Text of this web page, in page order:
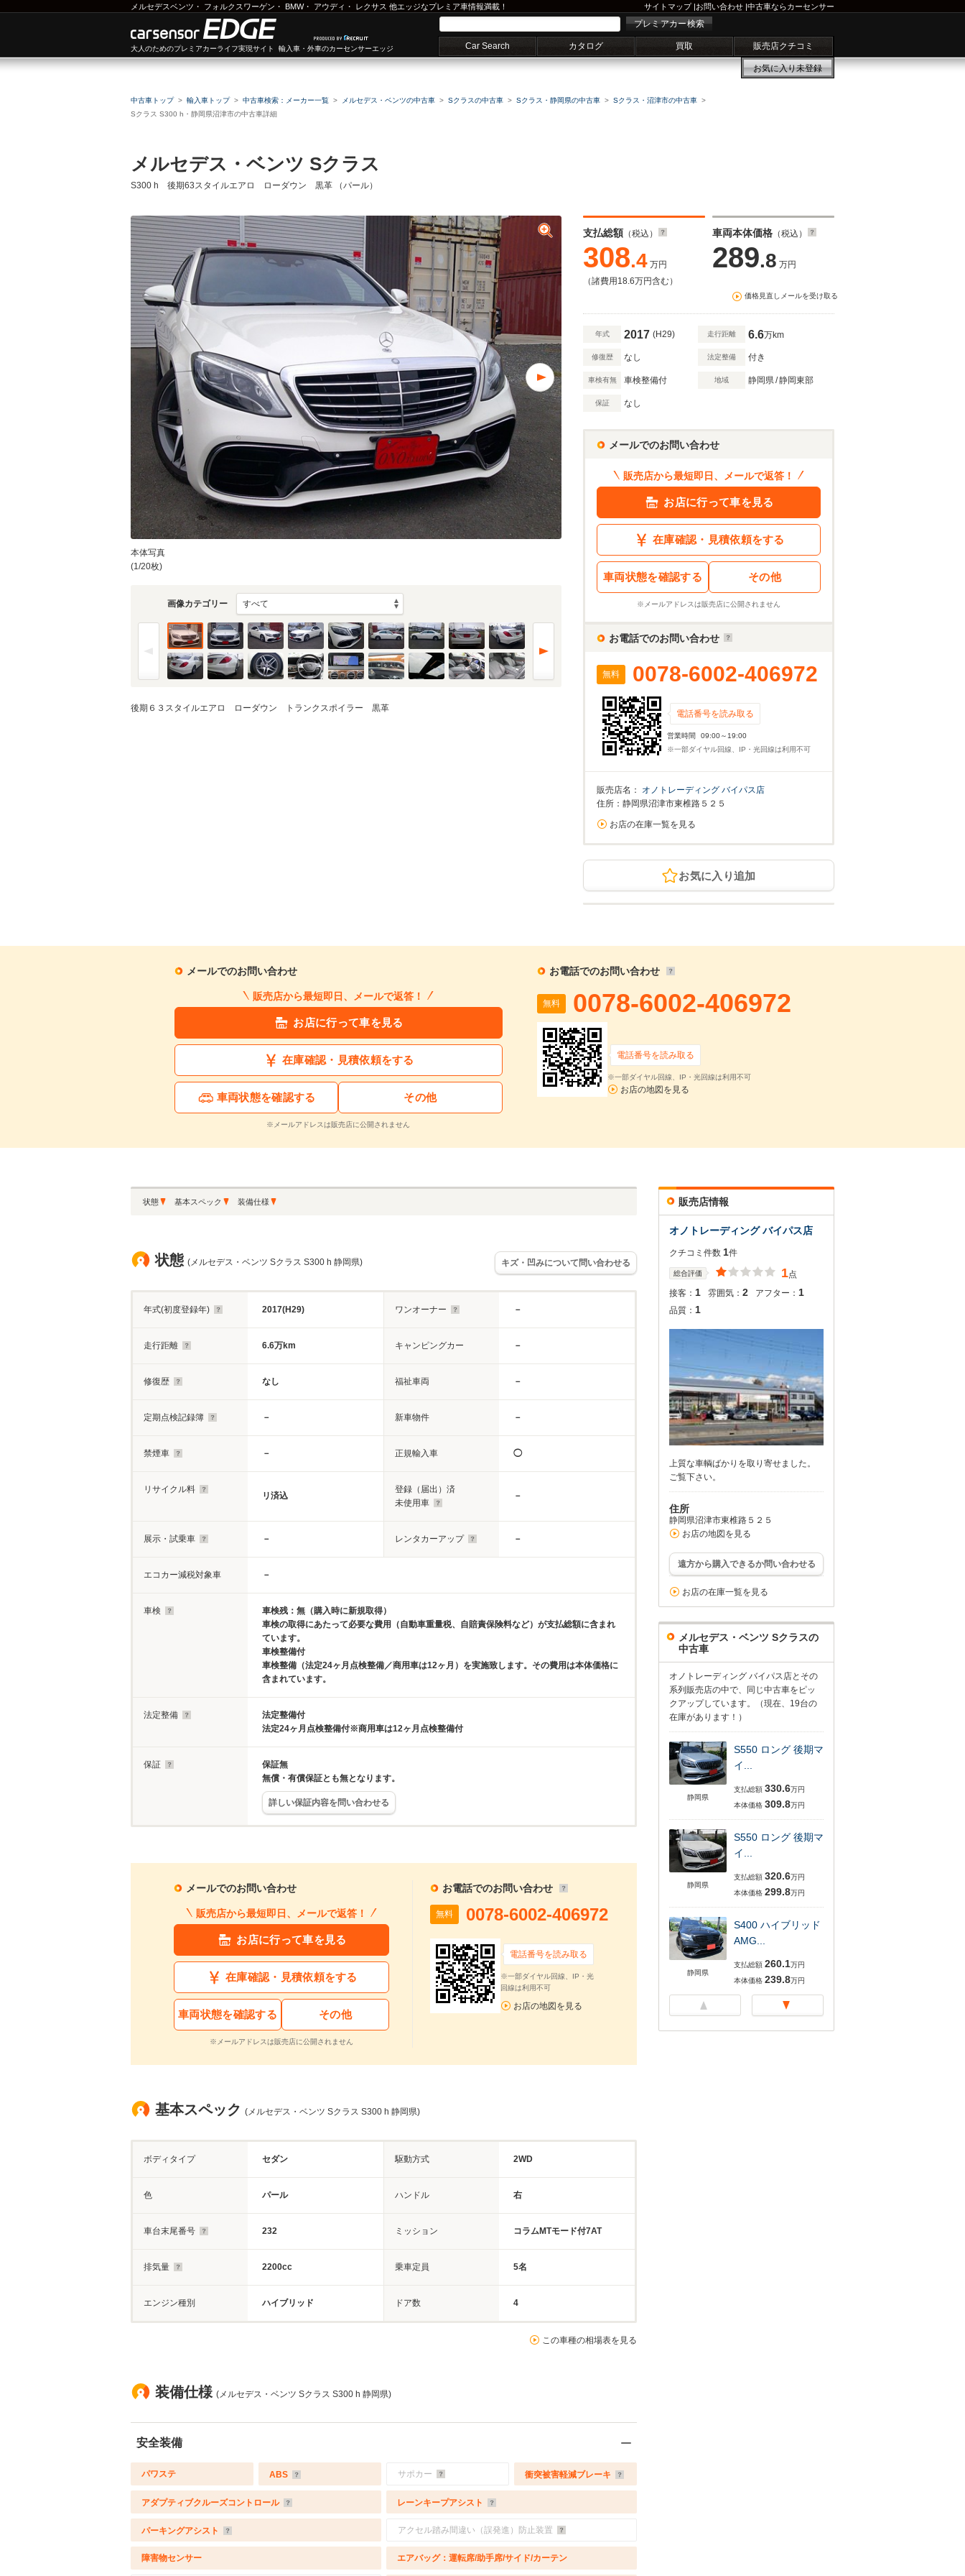
メルセデスベンツ ・ フォルクスワーゲン ・ BMW・ アウディ ・ レクサス 他エッジなプレミア車情報満載！ サイトマップ|お問い合わせ |中古車ならカーセンサー
大人のためのプレミアカーライフ実現サイト 輸入車・外車のカーセンサーエッジ
プレミアカー検索
Car Search カタログ 買取 販売店クチコミ
お気に入り未登録
中古車トップ 輸入車トップ 中古車検索：メーカー一覧 メルセデス・ベンツの中古車 Sクラスの中古車 Sクラス・静岡県の中古車
Sクラス・沼津市の中古車
Sクラス S300 h・静岡県沼津市の中古車詳細
メルセデス・ベンツ Sクラス
S300 h 後期63スタイルエアロ ローダウン 黒革 （パール）
本体写真
(1/20枚)
画像カテゴリー
後期６３スタイルエアロ ローダウン トランクスポイラー 黒革
支払総額 （税込）
308.4 万円
（諸費用18.6万円含む）
車両本体価格 （税込）
289.8 万円
価格見直しメールを受け取る
年式 2017 (H29) 走行距離 6.6万km
修復歴 なし 法定整備 付き
車検有無 車検整備付 地域 静岡県/静岡東部
保証 なし
メールでのお問い合わせ
販売店から最短即日、メールで返答！
お店に行って車を見る
在庫確認・見積依頼をする
車両状態を確認する その他
※メールアドレスは販売店に公開されません
お電話でのお問い合わせ
無料 0078-6002-406972
電話番号を読み取る
営業時間
09:00～19:00
※一部ダイヤル回線、IP・光回線は利用不可
販売店名： オノトレーディング バイパス店
住所：静岡県沼津市東椎路５２５
お店の在庫一覧を見る
お気に入り追加
メールでのお問い合わせ
販売店から最短即日、メールで返答！
お店に行って車を見る
在庫確認・見積依頼をする
車両状態を確認する その他
※メールアドレスは販売店に公開されません
お電話でのお問い合わせ
無料 0078-6002-406972
電話番号を読み取る
※一部ダイヤル回線、IP・光回線は利用不可
お店の地図を見る
状態 基本スペック 装備仕様
状態 (メルセデス・ベンツ Sクラス S300 h 静岡県) キズ・凹みについて問い合わせる
年式(初度登録年) 2017(H29) ワンオーナー －
走行距離 6.6万km キャンピングカー －
修復歴 なし 福祉車両 －
定期点検記録簿 － 新車物件 －
禁煙車 － 正規輸入車 ◯
リサイクル料
リ済込
登録（届出）済
未使用車
－
展示・試乗車 － レンタカーアップ －
エコカー減税対象車 －
車検
車検残：無（購入時に新規取得）
車検の取得にあたって必要な費用（自動車重量税、自賠責保険料など）が支払総額に含まれ
ています。
車検整備付
車検整備（法定24ヶ月点検整備／商用車は12ヶ月）を実施致します。その費用は本体価格に
含まれています。
法定整備
法定整備付
法定24ヶ月点検整備付※商用車は12ヶ月点検整備付
保証
保証無
無償・有償保証とも無となります。
詳しい保証内容を問い合わせる
メールでのお問い合わせ
販売店から最短即日、メールで返答！
お店に行って車を見る
在庫確認・見積依頼をする
車両状態を確認する その他
※メールアドレスは販売店に公開されません
お電話でのお問い合わせ
無料 0078-6002-406972
電話番号を読み取る
※一部ダイヤル回線、IP・光
回線は利用不可
お店の地図を見る
基本スペック (メルセデス・ベンツ Sクラス S300 h 静岡県)
ボディタイプ セダン 駆動方式 2WD
色 パール ハンドル 右
車台末尾番号 232 ミッション コラムMTモード付7AT
排気量 2200cc 乗車定員 5名
エンジン種別 ハイブリッド ドア数 4
この車種の相場表を見る
装備仕様 (メルセデス・ベンツ Sクラス S300 h 静岡県)
安全装備
パワステ ABS サポカー 衝突被害軽減ブレーキ
アダプティブクルーズコントロール レーンキープアシスト
パーキングアシスト アクセル踏み間違い（誤発進）防止装置
障害物センサー エアバッグ：運転席/助手席/サイド/カーテン
販売店情報
オノトレーディング バイパス店
クチコミ件数 1件
総合評価 1点
接客： 1 雰囲気： 2 アフター： 1
品質： 1
上質な車輌ばかりを取り寄せました。
ご覧下さい。
住所
静岡県沼津市東椎路５２５
お店の地図を見る
遠方から購入できるか問い合わせる
お店の在庫一覧を見る
メルセデス・ベンツ Sクラスの
中古車
オノトレーディング バイパス店とその
系列販売店の中で、同じ中古車をピッ
クアップしています。（現在、19台の
在庫があります！）
静岡県
S550 ロング 後期マ
イ...
支払総額 330.6万円
本体価格 309.8万円
静岡県
S550 ロング 後期マ
イ...
支払総額 320.6万円
本体価格 299.8万円
静岡県
S400 ハイブリッド
AMG...
支払総額 260.1万円
本体価格 239.8万円
S400 ハイブリッド
エ...